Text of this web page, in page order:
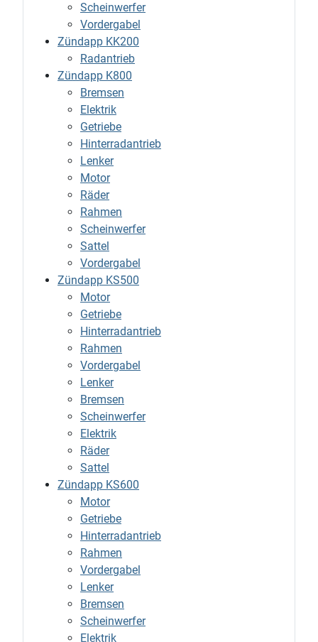
Scheinwerfer
Vordergabel
Zündapp KK200
Radantrieb
Zündapp K800
Bremsen
Elektrik
Getriebe
Hinterradantrieb
Lenker
Motor
Räder
Rahmen
Scheinwerfer
Sattel
Vordergabel
Zündapp KS500
Motor
Getriebe
Hinterradantrieb
Rahmen
Vordergabel
Lenker
Bremsen
Scheinwerfer
Elektrik
Räder
Sattel
Zündapp KS600
Motor
Getriebe
Hinterradantrieb
Rahmen
Vordergabel
Lenker
Bremsen
Scheinwerfer
Elektrik